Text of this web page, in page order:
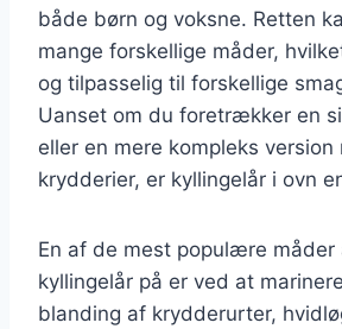
både børn og voksne. Retten
mange forskellige måder,
og tilpasselig til forskellige
Uanset om du foretrækker en
eller en mere kompleks
krydderier, er kyllingelår i ovn
En af de mest populære måder
kyllingelår på er ved at
blanding af krydderurter,